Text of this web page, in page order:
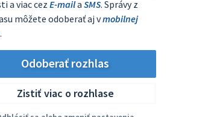
a viac cezE-maila SMS. Správy z
môžete odoberať aj vmobilnej
.
Odoberať rozhlas
Zistiť viac o rozhlase